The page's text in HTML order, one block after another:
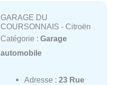
GARAGE DU
COURSONNAIS - Citroën
Catégorie : Garage
automobile
Adresse : 23 Rue